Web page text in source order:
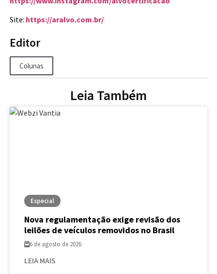
Site: https://aralvo.com.br/
Editor
Colunas
Leia Também
Especial
Nova regulamentação exige revisão dos
leilões de veículos removidos no Brasil
6 de agosto de 2026
LEIA MAIS